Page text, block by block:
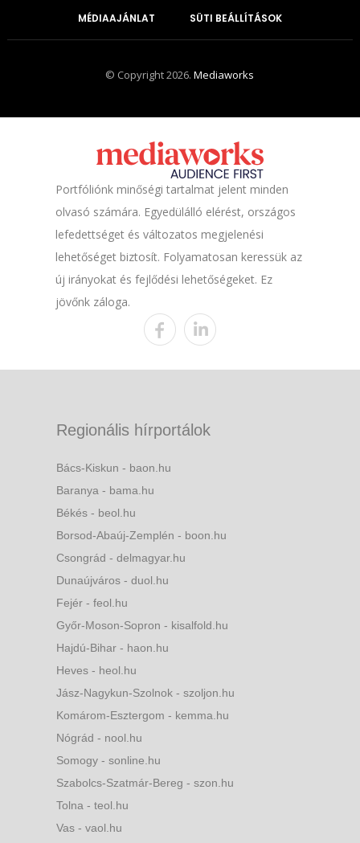
MÉDIAAJÁNLAT SÜTI BEÁLLÍTÁSOK
© Copyright 2026.Mediaworks
Portfóliónk minőségi tartalmat jelent minden
olvasó számára. Egyedülálló elérést, országos
lefedettséget és változatos megjelenési
lehetőséget biztosít. Folyamatosan keressük az
új irányokat és fejlődési lehetőségeket. Ez
jövőnk záloga.
Regionális hírportálok
Bács-Kiskun - baon.hu
Baranya - bama.hu
Békés - beol.hu
Borsod-Abaúj-Zemplén - boon.hu
Csongrád - delmagyar.hu
Dunaújváros - duol.hu
Fejér - feol.hu
Győr-Moson-Sopron - kisalfold.hu
Hajdú-Bihar - haon.hu
Heves - heol.hu
Jász-Nagykun-Szolnok - szoljon.hu
Komárom-Esztergom - kemma.hu
Nógrád - nool.hu
Somogy - sonline.hu
Szabolcs-Szatmár-Bereg - szon.hu
Tolna - teol.hu
Vas - vaol.hu